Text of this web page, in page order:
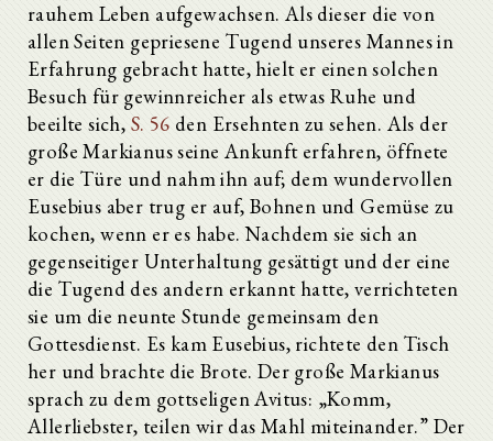
rauhem Leben aufgewachsen. Als dieser die von
allen Seiten gepriesene Tugend unseres Mannes in
Erfahrung gebracht hatte, hielt er einen solchen
Besuch für gewinnreicher als etwas Ruhe und
beeilte sich, S. 56 den Ersehnten zu sehen. Als der
große Markianus seine Ankunft erfahren, öffnete
er die Türe und nahm ihn auf; dem wundervollen
Eusebius aber trug er auf, Bohnen und Gemüse zu
kochen, wenn er es habe. Nachdem sie sich an
gegenseitiger Unterhaltung gesättigt und der eine
die Tugend des andern erkannt hatte, verrichteten
sie um die neunte Stunde gemeinsam den
Gottesdienst. Es kam Eusebius, richtete den Tisch
her und brachte die Brote. Der große Markianus
sprach zu dem gottseligen Avitus: „Komm,
Allerliebster, teilen wir das Mahl miteinander.” Der